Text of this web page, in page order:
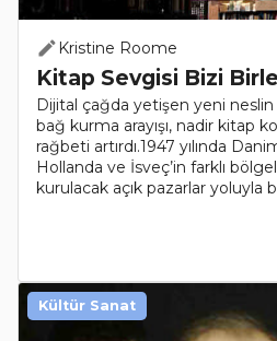
Kristine Roome
Kitap Sevgisi Bizi
Dijital çağda yetişen yeni
bağ kurma arayışı, nadir kitap
rağbeti artırdı.1947 yılında
Hollanda ve İsveç’in farklı
kurulacak açık pazarlar yoluyla
Kültür Sanat